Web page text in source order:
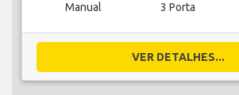
Manual 3 Porta
VER DETALHES...